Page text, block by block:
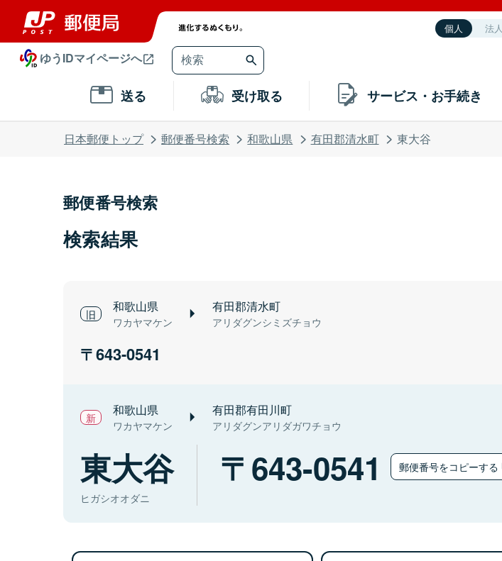
個人 法人
ゆうIDマイページへ
送る 受け取る サービス・お手続き
日本郵便トップ 郵便番号検索 和歌山県 有田郡清水町 東大谷
郵便番号検索
検索結果
和歌山県
ワカヤマケン
有田郡清水町
アリダグンシミズチョウ
643-0541
和歌山県
ワカヤマケン
有田郡有田川町
アリダグンアリダガワチョウ
東大谷
ヒガシオオダニ
643-0541 郵便番号をコピーする